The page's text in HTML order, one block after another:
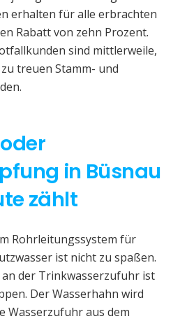
erhalten für alle erbrachten
Rabatt von zehn Prozent.
sind mittlerweile,
treuen Stamm- und
in Büsnau
zählt
Rohrleitungssystem für
ist nicht zu spaßen.
an der Trinkwasserzufuhr ist
Der Wasserhahn wird
Wasserzufuhr aus dem